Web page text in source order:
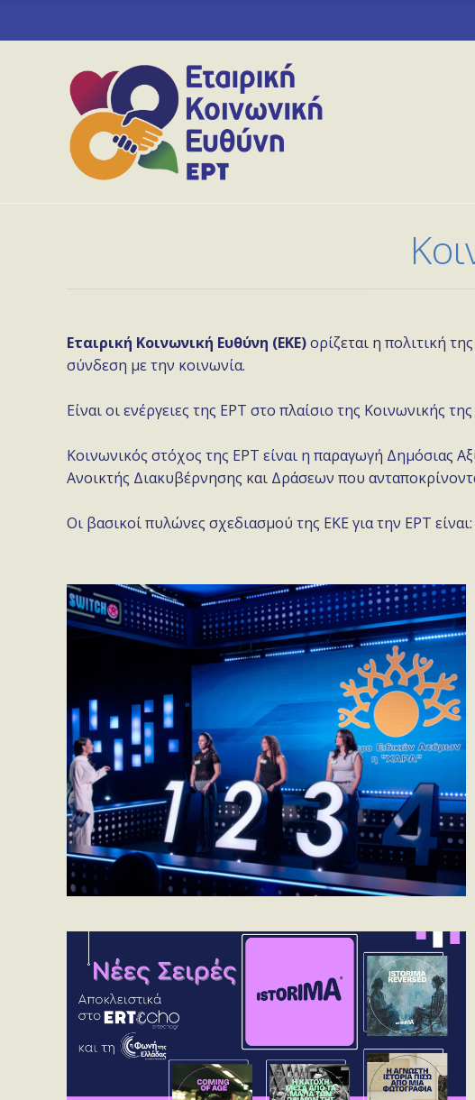
Εταιρική Κοινωνική Ευθύνη (ΕΚΕ)ορίζεται η πολιτική
σύνδεση με την κοινωνία.
Είναι οι ενέργειες της ΕΡΤ στο πλαίσιο της Κοινωνικής
Κοινωνικός στόχος της ΕΡΤ είναι η παραγωγή Δημόσιας
Ανοικτής Διακυβέρνησης και Δράσεων που
Οι βασικοί πυλώνες σχεδιασμού της ΕΚΕ για την ΕΡΤ είναι: